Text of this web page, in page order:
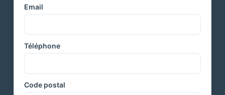
Email
Téléphone
Code postal